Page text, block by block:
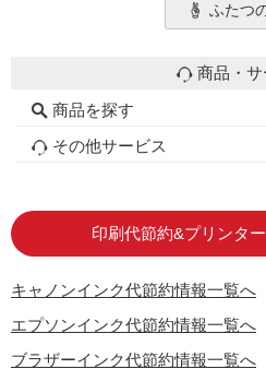
ふたつ
商品・サ
商品を探す
初心者用セット
キャノンインク
エプソンインク
ブラザーインク
詰め替えインク
互換インクボトル
互換インクカートリッジ
再生インクカートリッジ
トナーカートリッジ
その他サービス
印刷代節約&プリンタ
キャノンインク代節約情報一覧へ
エプソンインク代節約情報一覧へ
ブラザーインク代節約情報一覧へ